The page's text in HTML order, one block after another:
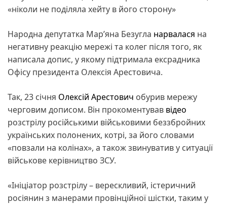
«ніколи не поділяла хейту в його сторону»
Народна депутатка Марʼяна Безугла нарвалася на
негативну реакцію мережі та колег після того, як
написала допис, у якому підтримала ексрадника
Офісу президента Олексія Арестовича.
Так, 23 січня Олексій Арестович обурив мережу
черговим дописом. Він прокоментував відео
розстрілу російськими військовими беззбройних
українських полонених, котрі, за його словами
«повзали на колінах», а також звинуватив у ситуації
військове керівництво ЗСУ.
«Ініціатор розстрілу – верескливий, істеричний
росіянин з манерами провінційної шістки, таким у